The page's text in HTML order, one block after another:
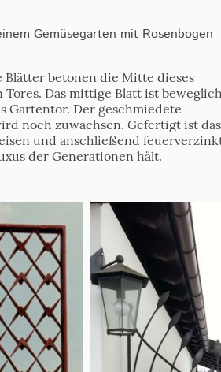
Gemüsegarten mit Rosenbogen
Blätter betonen die Mitte dieses
Das mittige Blatt ist
Gartentor. Der geschmiedete
noch zuwachsen. Gefertigt ist
und anschließend
der Generationen hält.